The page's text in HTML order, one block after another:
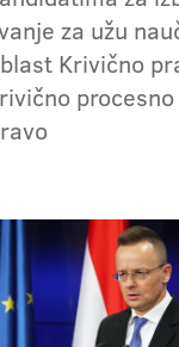
za užu
Krivično
procesno